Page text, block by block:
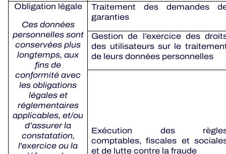
Obligation légale
Ces données
personnelles sont
conservées plus
longtemps, aux
fins de
conformité avec
les obligations
légales et
réglementaires
applicables, et/ou
d’assurer la
constatation,
l'exercice ou la
Traitement des demandes
garanties
Gestion de l’exercice des
des utilisateurs sur le
de leurs données personnelles
Exécution des
comptables, fiscales et
et de lutte contre la fraude